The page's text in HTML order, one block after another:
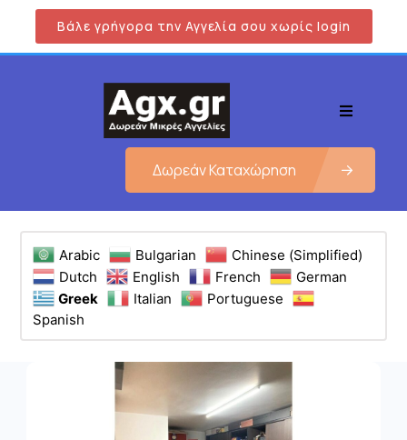
Βάλε γρήγορα την Αγγελία σου χωρίς login
Δωρεάν Καταχώρηση
Arabic Bulgarian
Chinese (Simplified)
Dutch
English French
German
Greek
Italian
Portuguese
Spanish